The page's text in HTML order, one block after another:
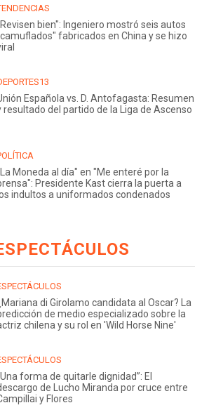
bien": Ingeniero mostró seis autos
fabricados en China y se hizo
Española vs. D. Antofagasta: Resumen
resultado del partido de la Liga de Ascenso
Moneda al día" en "Me enteré por la
Presidente Kast cierra la puerta a
indultos a uniformados condenados
di Girolamo candidata al Oscar? La
de medio especializado sobre la
chilena y su rol en 'Wild Horse Nine'
forma de quitarle dignidad”: El
de Lucho Miranda por cruce entre
y Flores